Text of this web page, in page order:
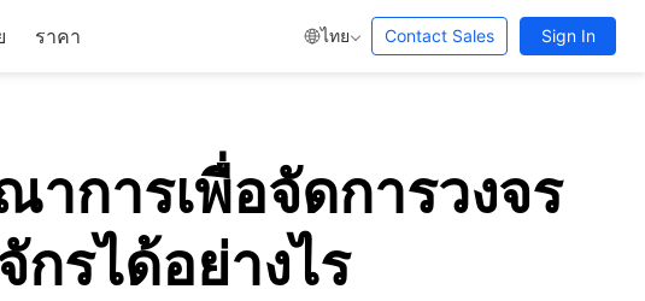
ราคา ไทย Contact Sales Sign In
การเพื่อจัดการวงจร
รได้อย่างไร